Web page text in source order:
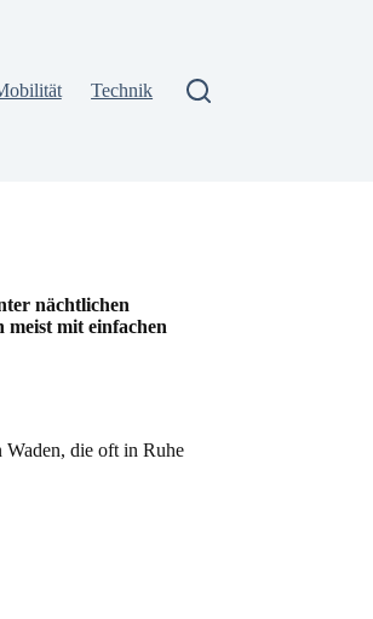
Technik
nächtlichen
meist mit einfachen
Waden, die oft in Ruhe